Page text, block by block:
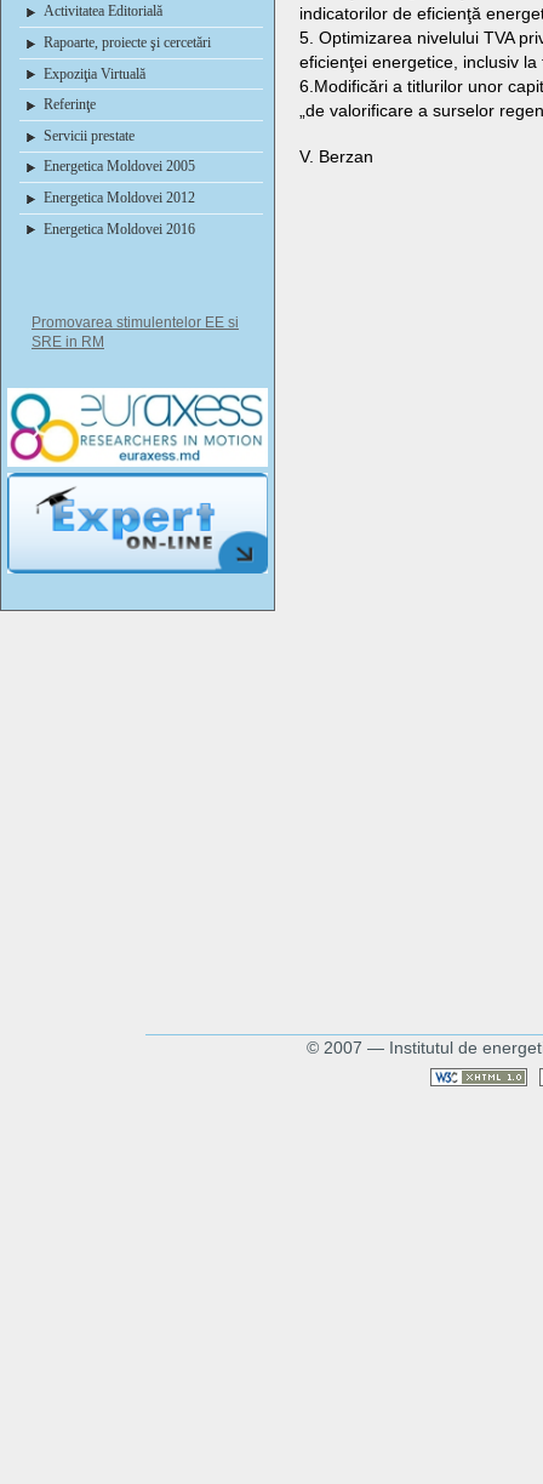
Activitatea Editorială
Rapoarte, proiecte şi cercetări
Expoziţia Virtuală
Referinţe
Servicii prestate
Energetica Moldovei 2005
Energetica Moldovei 2012
Energetica Moldovei 2016
Promovarea stimulentelor EE si
SRE in RM
indicatorilor de eficienţă
5. Optimizarea nivelului TVA
eficienţei energetice, inclusiv
6.Modificări a titlurilor unor
„de valorificare a surselor
V. Berzan
© 2007 — Institutul de